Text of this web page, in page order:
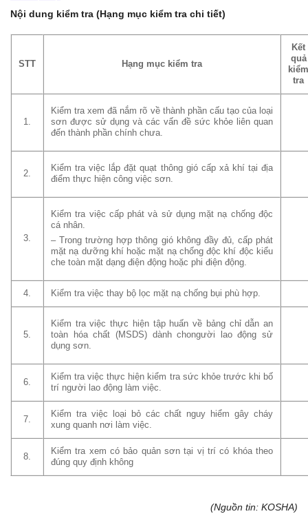
Nội dung kiểm tra (Hạng mục kiểm tra chi tiết)
STT Hạng mục kiểm tra
Kết
quả
kiểm
tra
1.
Kiểm tra xem đã nắm rõ về thành phần cấu tạo của loại
sơn được sử dụng và các vấn đề sức khỏe liên quan
đến thành phần chính chưa.
2.
Kiểm tra việc lắp đặt quạt thông gió cấp xả khí tại địa
điểm thực hiện công việc sơn.
3.
Kiểm tra việc cấp phát và sử dụng mặt nạ chống độc
cá nhân.
– Trong trường hợp thông gió không đầy đủ, cấp phát
mặt nạ dưỡng khí hoặc mặt nạ chống độc khí độc kiểu
che toàn mặt dạng điện động hoặc phi điện động.
4. Kiểm tra việc thay bộ lọc mặt nạ chống bụi phù hợp.
5.
Kiểm tra việc thực hiện tập huấn về bảng chỉ dẫn an
toàn hóa chất (MSDS) dành chongười lao động sử
dụng sơn.
6.
Kiểm tra việc thực hiện kiểm tra sức khỏe trước khi bố
trí người lao động làm việc.
7.
Kiểm tra việc loại bỏ các chất nguy hiểm gây cháy
xung quanh nơi làm việc.
8.
Kiểm tra xem có bảo quản sơn tại vị trí có khóa theo
đúng quy định không
(Nguồn tin: KOSHA)